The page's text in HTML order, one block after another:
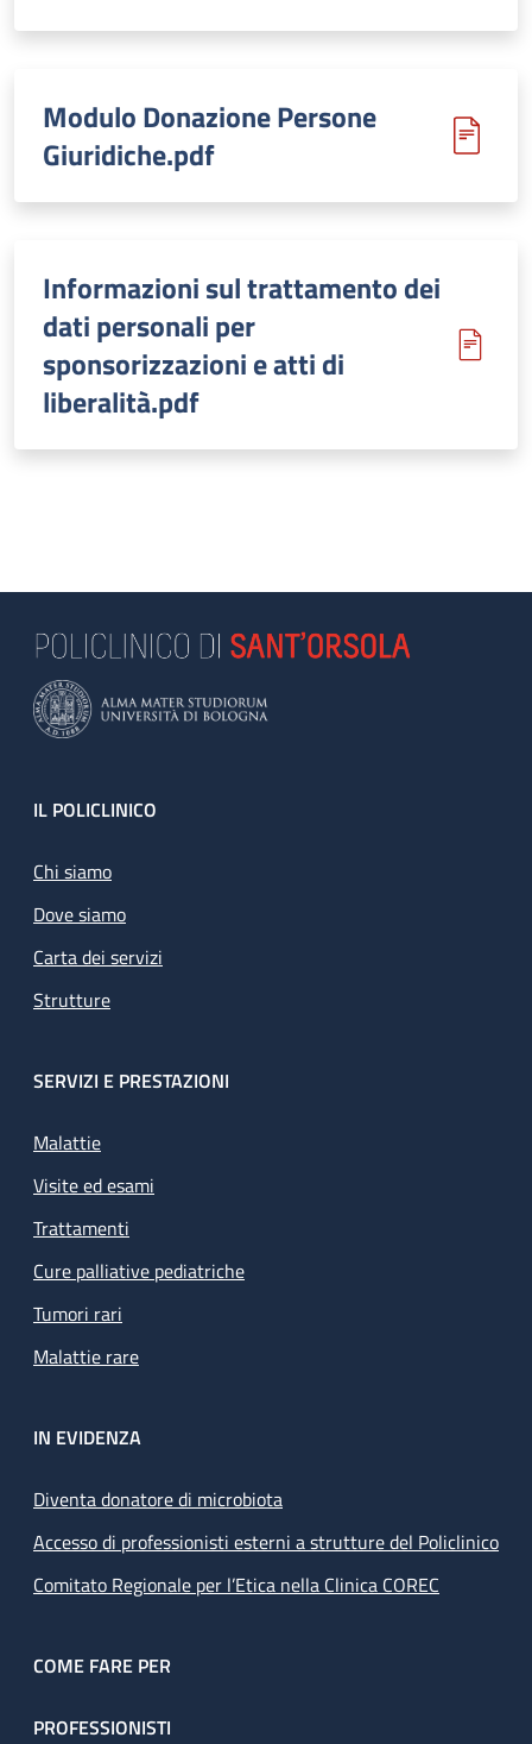
Modulo Donazione Persone
Giuridiche.pdf
Informazioni sul trattamento dei
dati personali per
sponsorizzazioni e atti di
liberalità.pdf
Footer
IL POLICLINICO
Chi siamo
Dove siamo
Carta dei servizi
Strutture
SERVIZI E PRESTAZIONI
Malattie
Visite ed esami
Trattamenti
Cure palliative pediatriche
Tumori rari
Malattie rare
IN EVIDENZA
Diventa donatore di microbiota
Accesso di professionisti esterni a strutture del Policlinico
Comitato Regionale per l’Etica nella Clinica COREC
COME FARE PER
PROFESSIONISTI